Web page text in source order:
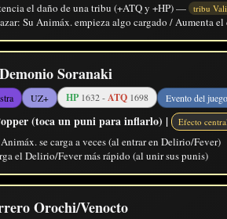
el daño de una tribu (+ATQ y +HP) — tribu
Su Animáx. empieza algo cargado / Aumenta
Soranaki
UZ+ HP1632 -ATQ 1698 Evento del juego
(toca un puni para inflarlo) | Efecto
se carga a veces (al entrar en Delirio/Fever)
el Delirio/Fever más rápido (al unir sus punis)
Orochi/Venocto